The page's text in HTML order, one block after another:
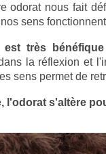
odorat nous fait
sens
est très
la réflexion et
sens permet de
l'odorat s'altère